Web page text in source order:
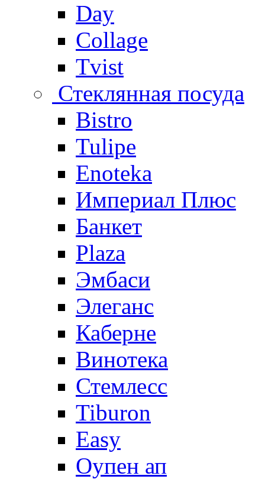
Day
Collage
Tvist
Стеклянная посуда
Bistro
Tulipe
Enoteka
Империал Плюс
Банкет
Plaza
Эмбаси
Элеганс
Каберне
Винотека
Стемлесс
Tiburon
Easy
Оупен ап